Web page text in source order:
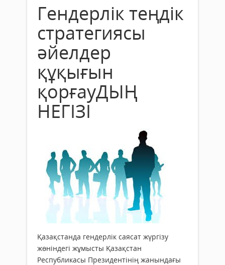
Гендерлік теңдік
стратегиясы
әйелдер
құқығын
қорғауДЫҢ
НЕГІЗІ
Қазақстанда гендерлік саясат жүргізу
жөніндегі жұмысты Қазақстан
Республикасы Президентінің жанындағы